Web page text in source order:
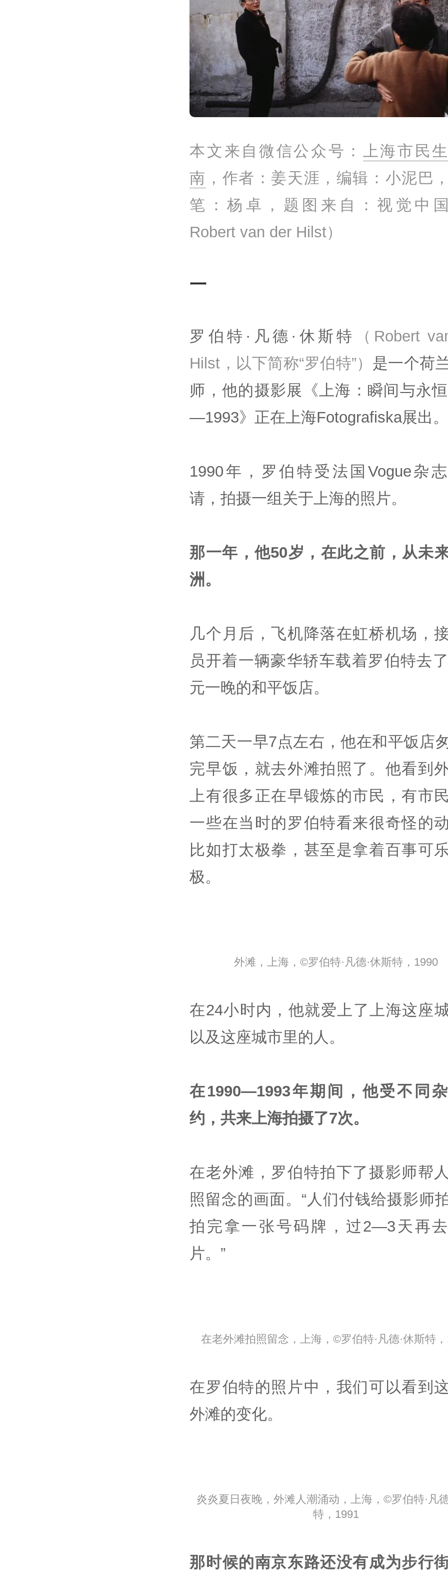
本文来自微信公众号：
上海市民
南 ，作者：姜天涯，编辑：小泥巴
笔：杨卓，题图来自：视觉中
Robert van der Hilst）
一
罗伯特·凡德·休斯特
（Robert
Hilst，以下简称“罗伯特”） 是一个荷
师，他的摄影展《上海：瞬间与永
—1993》正在上海Fotografiska展出。
1990年，罗伯特受法国Vogue杂
请，拍摄一组关于上海的照片。
那一年，他50岁，在此之前，从未
洲。
几个月后，飞机降落在虹桥机场，
员开着一辆豪华轿车载着罗伯特去
元一晚的和平饭店。
第二天一早7点左右，他在和平饭店
完早饭，就去外滩拍照了。他看到
上有很多正在早锻炼的市民，有市
一些在当时的罗伯特看来很奇怪的
比如打太极拳，甚至是拿着百事可
极。
外滩，上海，©罗伯特·凡德·休斯特，1990
在24小时内，他就爱上了上海这座
以及这座城市里的人。
在1990—1993年期间，他受不同
约，共来上海拍摄了7次。
在老外滩，罗伯特拍下了摄影师帮
照留念的画面。“人们付钱给摄影师
拍完拿一张号码牌，过2—3天再
片。”
在老外滩拍照留念，上海，©罗伯特·凡德·休斯特
在罗伯特的照片中，我们可以看到
外滩的变化。
炎炎夏日夜晚，外滩人潮涌动，上海，©罗伯特·凡
特，1991
那时候的南京东路还没有成为步行